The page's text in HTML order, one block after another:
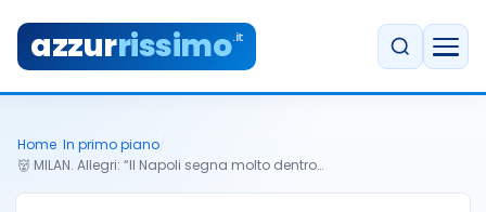
azzurrissimo.it
Home In primo piano
👹 MILAN. Allegri: “Il Napoli segna molto dentro…